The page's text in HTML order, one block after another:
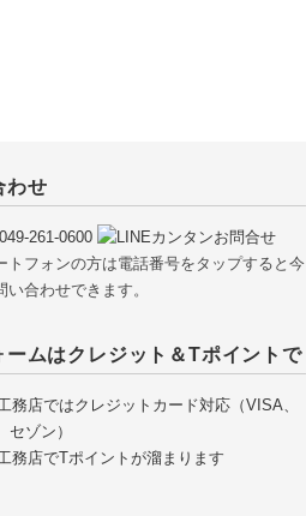
わせ
トフォンの方は電話番号をタップすると今
い合わせできます。
ームはクレジット＆Tポイントで